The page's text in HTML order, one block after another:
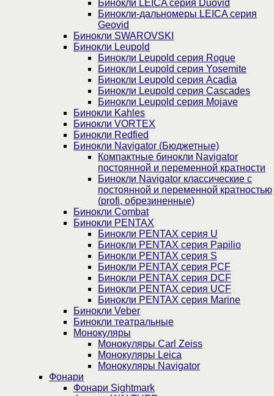
Бинокли LEICA серия Duovid
Бинокли-дальномеры LEICA серия
Geovid
Бинокли SWAROVSKI
Бинокли Leupold
Бинокли Leupold серия Rogue
Бинокли Leupold серия Yosemite
Бинокли Leupold серия Acadia
Бинокли Leupold серия Cascades
Бинокли Leupold серия Mojave
Бинокли Kahles
Бинокли VORTEX
Бинокли Redfied
Бинокли Navigator (Бюджетные)
Компактные бинокли Navigator
постоянной и переменной кратности
Бинокли Navigator классические с
постоянной и переменной кратностью
(profi, обрезиненные)
Бинокли Combat
Бинокли PENTAX
Бинокли PENTAX серия U
Бинокли PENTAX серия Papilio
Бинокли PENTAX серия S
Бинокли PENTAX серия PCF
Бинокли PENTAX серия DCF
Бинокли PENTAX серия UCF
Бинокли PENTAX серия Marine
Бинокли Veber
Бинокли театральные
Монокуляры
Монокуляры Carl Zeiss
Монокуляры Leica
Монокуляры Navigator
Фонари
Фонари Sightmark